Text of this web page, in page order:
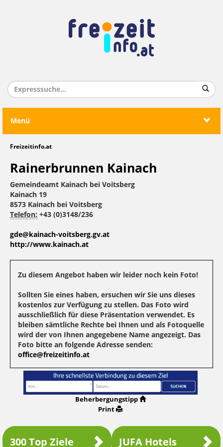
Menü
Freizeitinfo.at
Rainerbrunnen Kainach
Gemeindeamt Kainach bei Voitsberg
Kainach 19
8573 Kainach bei Voitsberg
Telefon: +43 (0)3148/236
gde@kainach-voitsberg.gv.at
http://www.kainach.at
Zu diesem Angebot haben wir leider noch kein Foto!
Sollten Sie eines haben, ersuchen wir Sie uns dieses
kostenlos zur Verfügung zu stellen. Das Foto wird
ausschließlich für diese Präsentation verwendet. Es
bleiben sämtliche Rechte bei Ihnen und als Fotoquelle
wird der von Ihnen angegebene Name angezeigt. Das
Foto bitte an folgende Adresse senden:
office@freizeitinfo.at
Beherbergungstipp
Print
300 Top Ziele JUFA Hotels